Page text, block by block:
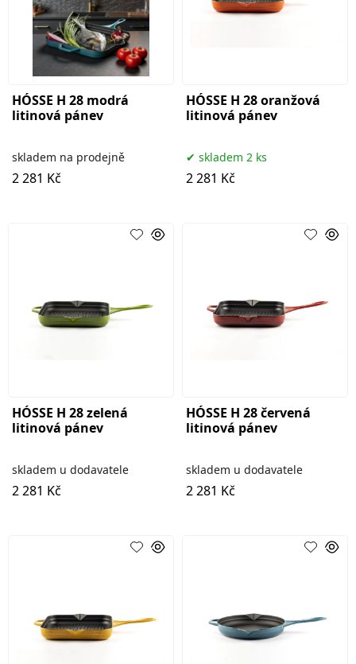
HÓSSE H 28 modrá
litinová pánev
skladem na prodejně
2 281 Kč
HÓSSE H 28 oranžová
litinová pánev
skladem 2 ks
2 281 Kč
HÓSSE H 28 zelená
litinová pánev
skladem u dodavatele
2 281 Kč
HÓSSE H 28 červená
litinová pánev
skladem u dodavatele
2 281 Kč